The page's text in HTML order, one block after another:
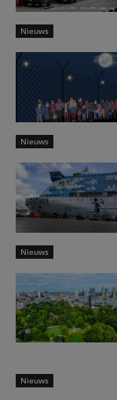
Nieuws
Nieuws
Nieuws
Nieuws